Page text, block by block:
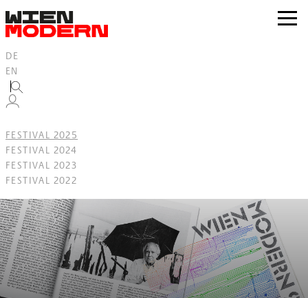
springen
zur
DE
EN
FESTIVAL 2025
FESTIVAL 2024
FESTIVAL 2023
FESTIVAL 2022